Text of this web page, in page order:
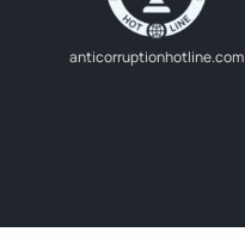
anticorruptionhotline.com